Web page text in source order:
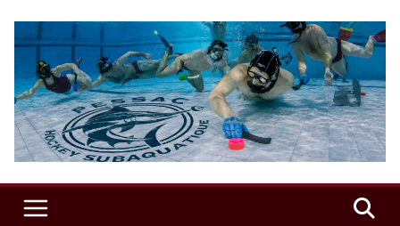
contenu
USSAP
Hockey